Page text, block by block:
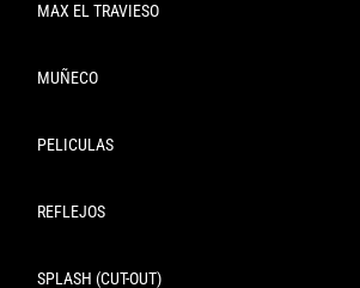
MAX EL TRAVIESO
MUÑECO
PELICULAS
REFLEJOS
SPLASH (CUT-OUT)